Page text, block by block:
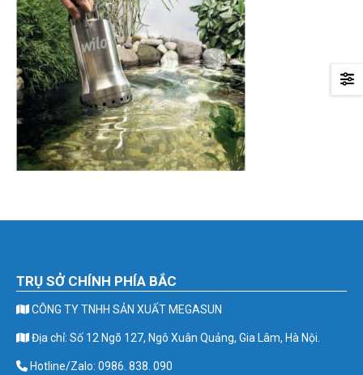
TRỤ SỞ CHÍNH PHÍA BẮC
CÔNG TY TNHH SẢN XUẤT MEGASUN
Địa chỉ: Số 12 Ngõ 127, Ngô Xuân Quảng, Gia Lâm, Hà Nội.
Hotline/Zalo: 0986. 838. 090